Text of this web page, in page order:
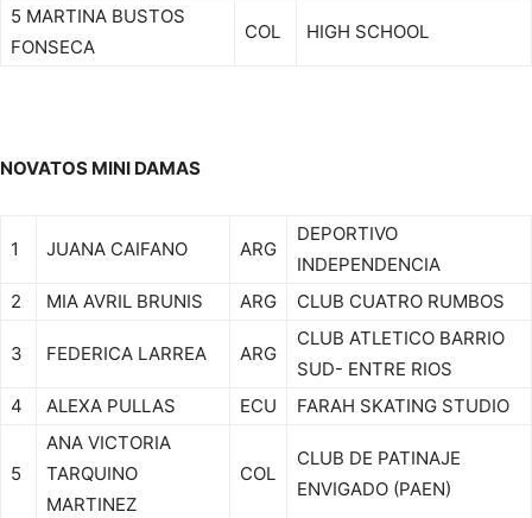
5 MARTINA BUSTOS
FONSECA
COL HIGH SCHOOL
NOVATOS MINI DAMAS
1 JUANA CAIFANO ARG
DEPORTIVO
INDEPENDENCIA
2
MIA AVRIL BRUNIS ARG CLUB CUATRO RUMBOS
3 FEDERICA LARREA ARG
CLUB ATLETICO BARRIO
SUD- ENTRE RIOS
4
ALEXA PULLAS ECU FARAH SKATING STUDIO
5
ANA VICTORIA
TARQUINO
MARTINEZ
COL
CLUB DE PATINAJE
ENVIGADO (PAEN)